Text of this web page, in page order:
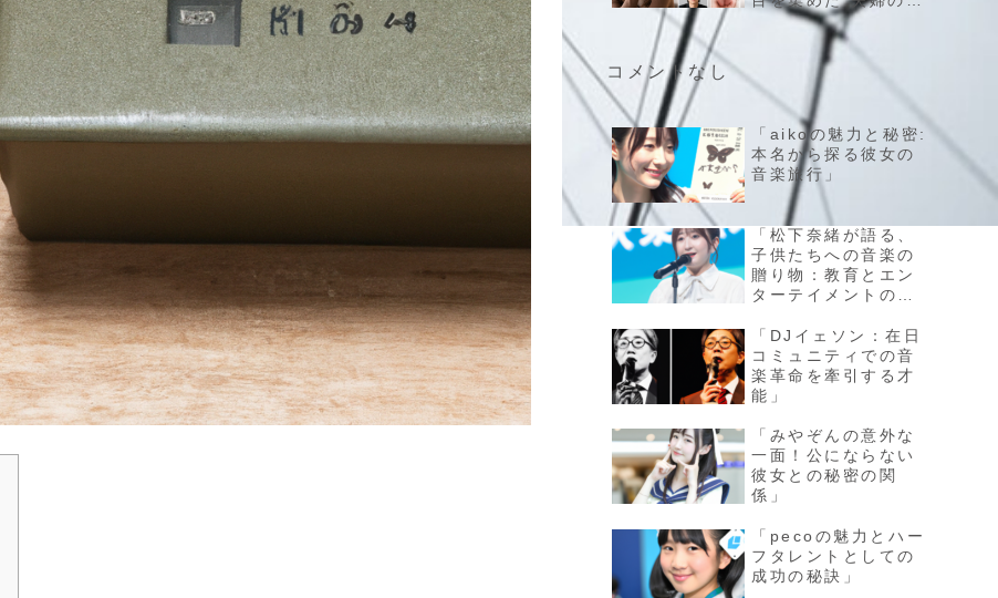
在”とファンが気にな
る子供の最新情報を
チェック
コメントなし
「aikoの魅力と秘密:
本名から探る彼女の
音楽旅行」
「松下奈緒が語る、
子供たちへの音楽の
贈り物：教育とエン
ターテイメントの融
「DJイェソン：在日
コミュニティでの音
楽革命を牽引する才
能」
「みやぞんの意外な
一面！公にならない
彼女との秘密の関
係」
「pecoの魅力とハー
フタレントとしての
成功の秘訣」